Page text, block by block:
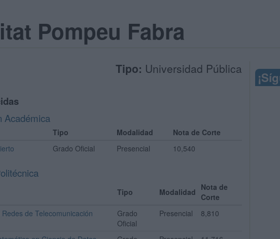
Pompeu Fabra
Tipo: Universidad Pública
Académica
Tipo Modalidad
Nota de Corte
Grado Oficial Presencial 10,540
Tipo Modalidad Nota de
Corte
de Telecomunicación
Grado
Oficial
Presencial 8,810